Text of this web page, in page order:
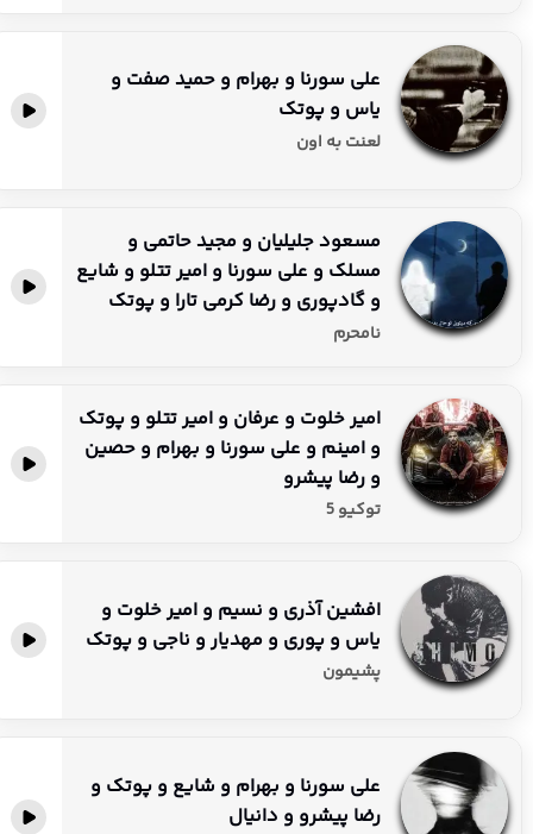
علی سورنا و بهرام و حمید صفت و
یاس و پوتک
لعنت به اون
مسعود جلیلیان و مجید حاتمی و
مسلک و علی سورنا و امیر تتلو و شایع
و گادپوری و رضا کرمی تارا و پوتک
نامحرم
امیر خلوت و عرفان و امیر تتلو و پوتک
و امینم و علی سورنا و بهرام و حصین
و رضا پیشرو
توکیو 5
افشین آذری و نسیم و امیر خلوت و
یاس و پوری و مهدیار و ناجی و پوتک
پشیمون
علی سورنا و بهرام و شایع و پوتک و
رضا پیشرو و دانیال